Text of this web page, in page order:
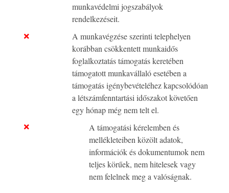
munkavédelmi jogszabályok
rendelkezéseit.
A munkavégzése szerinti telephelyen
korábban csökkentett munkaidős
foglalkoztatás támogatás keretében
támogatott munkavállaló esetében a
támogatás igénybevételéhez kapcsolódóan
a létszámfenntartási időszakot követően
egy hónap még nem telt el.
A támogatási kérelemben és
mellékleteiben közölt adatok,
információk és dokumentumok nem
teljes körűek, nem hitelesek vagy
nem felelnek meg a valóságnak.